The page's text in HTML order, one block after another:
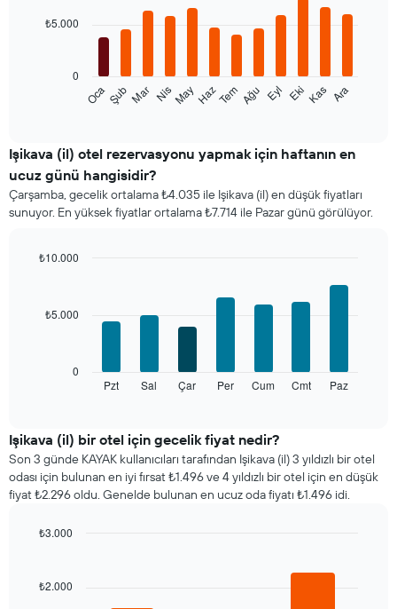
with
Aşağıdaki
için
ortalama
oda
fiyatını
gösterir
ayları
gösteren
ekseni
gösteren
1
Y
ekseni
içerir
OcaŞubMar NisMayHazTemAğu Eyl Eki Kas Ara
0
₺5.000
Işikava (il) otel rezervasyonu yapmak için haftanın en
ucuz günü hangisidir?
Çarşamba, gecelik ortalama ₺4.035 ile Işikava (il) en düşük fiyatları
sunuyor. En yüksek fiyatlar ortalama ₺7.714 ile Pazar günü görülüyor.
Aşağıdaki
günü
için
ortalama
oda
fiyatını
Tablo
gösteren
Pzt Sal Çar Per Cum Cmt Paz
0
₺5.000
₺10.000
Işikava (il) bir otel için gecelik fiyat nedir?
Son 3 günde KAYAK kullanıcıları tarafından Işikava (il) 3 yıldızlı bir otel
odası için bulunan en iyi fırsat ₺1.496 ve 4 yıldızlı bir otel için en düşük
fiyat ₺2.296 oldu. Genelde bulunan en ucuz oda fiyatı ₺1.496 idi.
with
₺2.000
₺3.000